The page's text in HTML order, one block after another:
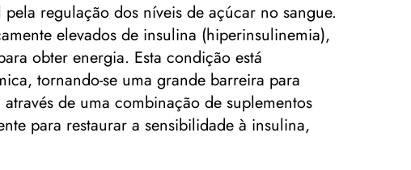
regulação dos níveis de açúcar no sangue.
elevados de insulina (hiperinsulinemia),
obter energia. Esta condição está
tornando-se uma grande barreira para
de uma combinação de suplementos
para restaurar a sensibilidade à insulina,